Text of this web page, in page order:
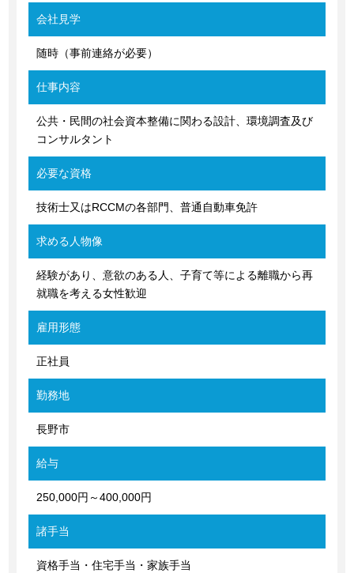
会社見学
随時（事前連絡が必要）
仕事内容
公共・民間の社会資本整備に関わる設計、環境調査及び
コンサルタント
必要な資格
技術士又はRCCMの各部門、普通自動車免許
求める人物像
経験があり、意欲のある人、子育て等による離職から再
就職を考える女性歓迎
雇用形態
正社員
勤務地
長野市
給与
250,000円～400,000円
諸手当
資格手当・住宅手当・家族手当